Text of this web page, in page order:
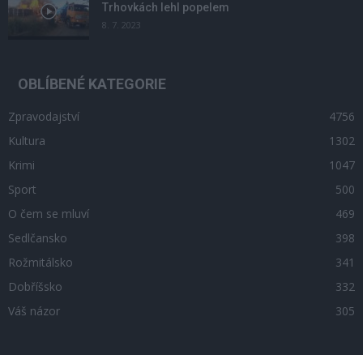
Trhovkách lehl popelem
8. 7. 2023
OBLÍBENÉ KATEGORIE
Zpravodajství
4756
Kultura
1302
Krimi
1047
Sport
500
O čem se mluví
469
Sedlčansko
398
Rožmitálsko
341
Dobříšsko
332
Váš názor
305